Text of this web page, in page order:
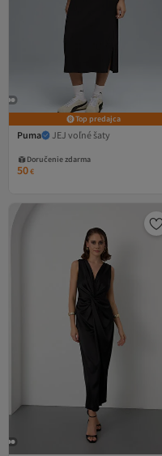
Top predajca
Puma JEJ voľné šaty
Doručenie zdarma
50€